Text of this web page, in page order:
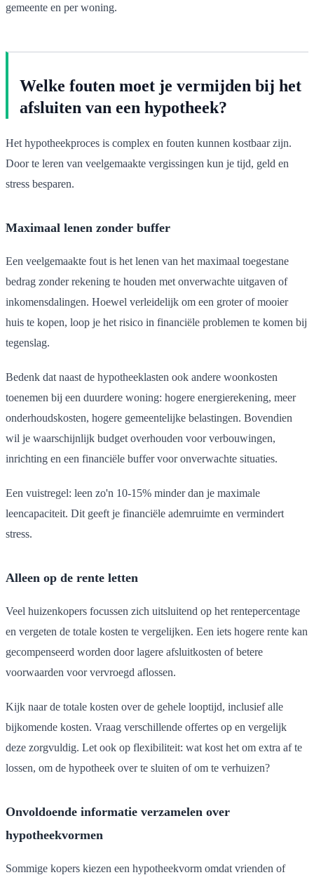
gemeente en per woning.
Welke fouten moet je vermijden bij het
afsluiten van een hypotheek?
Het hypotheekproces is complex en fouten kunnen kostbaar zijn.
Door te leren van veelgemaakte vergissingen kun je tijd, geld en
stress besparen.
Maximaal lenen zonder buffer
Een veelgemaakte fout is het lenen van het maximaal toegestane
bedrag zonder rekening te houden met onverwachte uitgaven of
inkomensdalingen. Hoewel verleidelijk om een groter of mooier
huis te kopen, loop je het risico in financiële problemen te komen bij
tegenslag.
Bedenk dat naast de hypotheeklasten ook andere woonkosten
toenemen bij een duurdere woning: hogere energierekening, meer
onderhoudskosten, hogere gemeentelijke belastingen. Bovendien
wil je waarschijnlijk budget overhouden voor verbouwingen,
inrichting en een financiële buffer voor onverwachte situaties.
Een vuistregel: leen zo'n 10-15% minder dan je maximale
leencapaciteit. Dit geeft je financiële ademruimte en vermindert
stress.
Alleen op de rente letten
Veel huizenkopers focussen zich uitsluitend op het rentepercentage
en vergeten de totale kosten te vergelijken. Een iets hogere rente kan
gecompenseerd worden door lagere afsluitkosten of betere
voorwaarden voor vervroegd aflossen.
Kijk naar de totale kosten over de gehele looptijd, inclusief alle
bijkomende kosten. Vraag verschillende offertes op en vergelijk
deze zorgvuldig. Let ook op flexibiliteit: wat kost het om extra af te
lossen, om de hypotheek over te sluiten of om te verhuizen?
Onvoldoende informatie verzamelen over
hypotheekvormen
Sommige kopers kiezen een hypotheekvorm omdat vrienden of